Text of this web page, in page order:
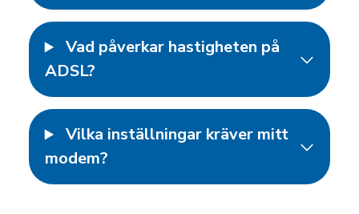
Vad påverkar hastigheten på
ADSL?
Vilka inställningar kräver mitt
modem?